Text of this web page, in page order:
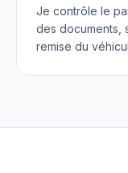
Je contrôle le
des documents,
remise du